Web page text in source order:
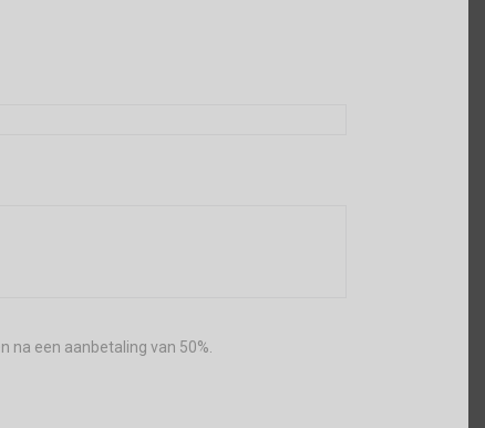
na een aanbetaling van 50%.